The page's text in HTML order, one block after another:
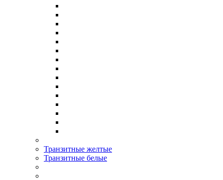
Транзитные желтые
Транзитные белые